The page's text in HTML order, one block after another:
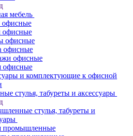
мебель
офисные
офисные
офисные
офисные
офисные
и комплектующие к офисной
стулья, табуреты и аксессуары
стулья, табуреты и
промышленные